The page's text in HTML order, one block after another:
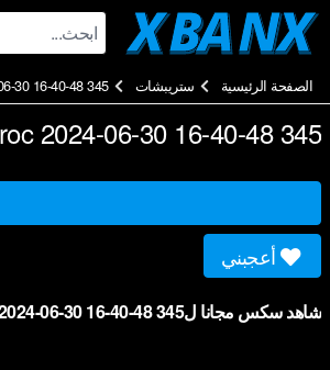
Skip
الصفحة الرئيسية ستريبشات 30 16-40-48 345
2024-06-30 16-40-48 345
أعجبني
شاهد سكس مجانا لGhazal_maroc 2024-06-30 16-40-48 345.